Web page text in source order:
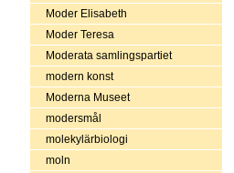
Moder Elisabeth
Moder Teresa
Moderata samlingspartiet
modern konst
Moderna Museet
modersmål
molekylärbiologi
moln